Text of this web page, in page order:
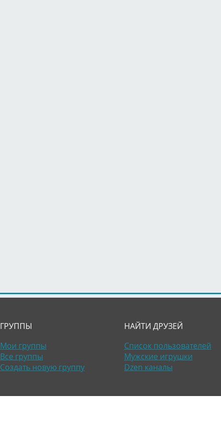
ГРУППЫ
Мои группы
Все группы
Создать новую группу
НАЙТИ ДРУЗЕЙ
Список пользователей
Мужские игрушки
Dzen каналы